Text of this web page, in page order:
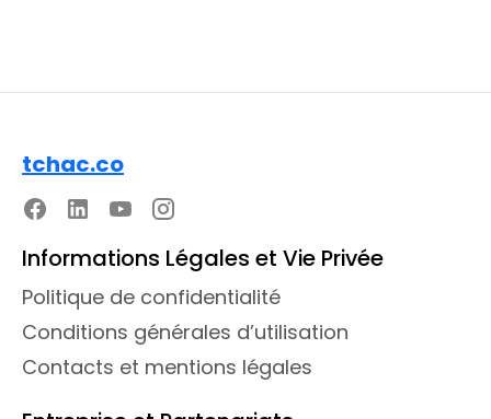
tchac.co
Informations Légales et Vie Privée
Politique de confidentialité
Conditions générales d’utilisation
Contacts et mentions légales